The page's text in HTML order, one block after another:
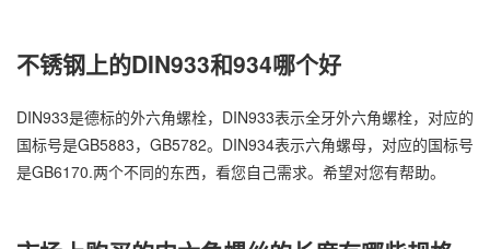
不锈钢上的DIN933和934哪个好
DIN933是德标的外六角螺栓，DIN933表示全牙外六角螺栓，对应的
国标号是GB5883，GB5782。DIN934表示六角螺母，对应的国标号
是GB6170.两个不同的东西，看您自己需求。希望对您有帮助。